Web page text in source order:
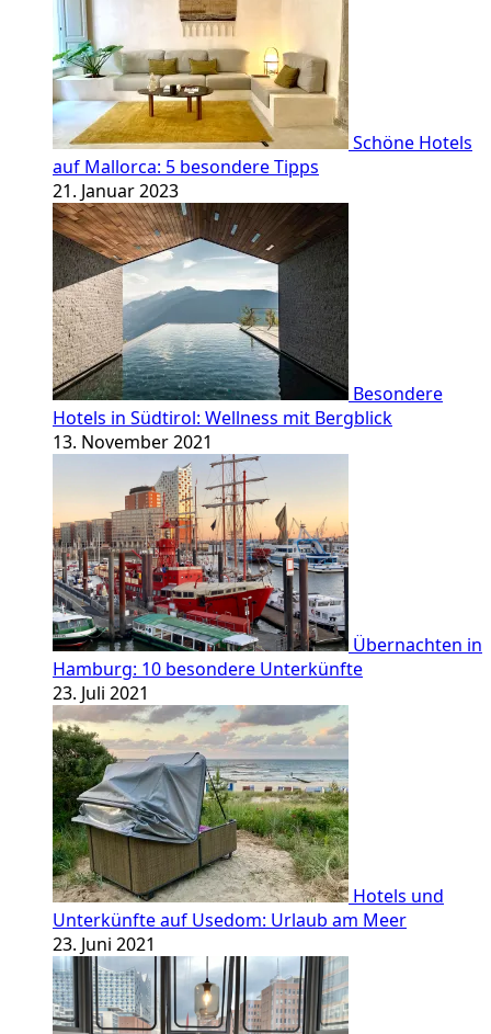
Schöne Hotels
auf Mallorca: 5 besondere Tipps
21. Januar 2023
Besondere
Hotels in Südtirol: Wellness mit Bergblick
13. November 2021
Übernachten in
Hamburg: 10 besondere Unterkünfte
23. Juli 2021
Hotels und
Unterkünfte auf Usedom: Urlaub am Meer
23. Juni 2021